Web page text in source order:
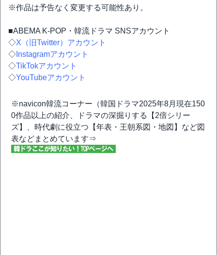
※作品は予告なく変更する可能性あり。
■ABEMA K-POP・韓流ドラマ SNSアカウント
◇X（旧Twitter）アカウント
◇ Instagramアカウント
◇TikTokアカウント
◇YouTubeアカウント
※navicon韓流コーナー（韓国ドラマ2025年8月現在150
0作品以上の紹介、ドラマの深掘りする【2倍シリー
ズ】、時代劇に役立つ【年表・王朝系図・地図】など図
表などまとめています⇒